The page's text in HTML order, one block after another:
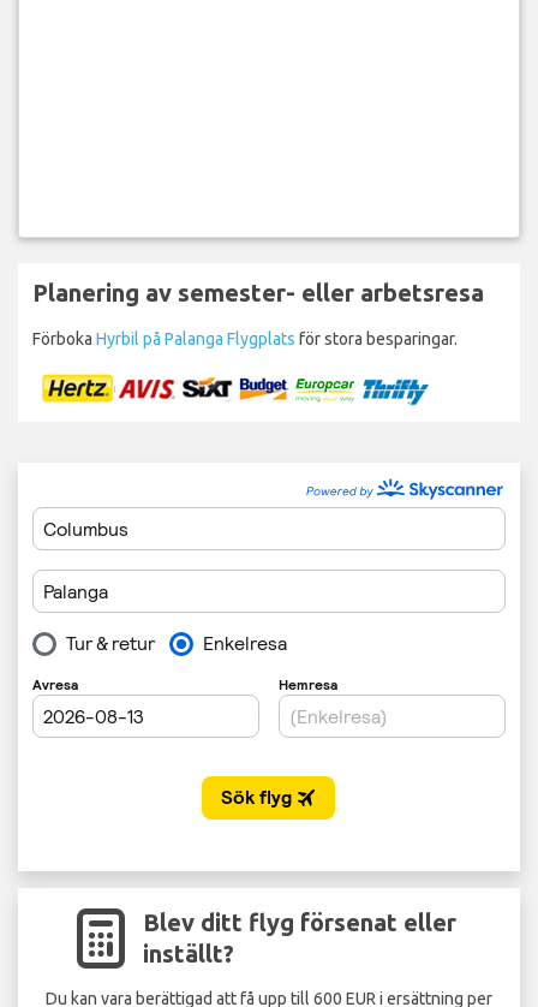
Planering av semester- eller arbetsresa
Förboka Hyrbil på Palanga Flygplats för stora besparingar.
Blev ditt flyg försenat eller
inställt?
Du kan vara berättigad att få upp till 600 EUR i ersättning per